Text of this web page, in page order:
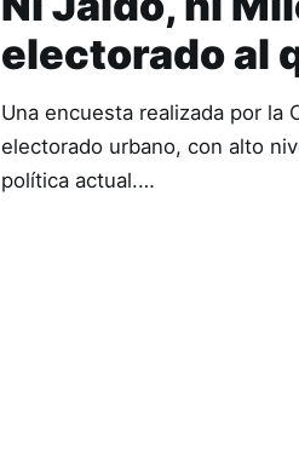
electorado al
Una encuesta realizada por la
electorado urbano, con alto
política actual.…